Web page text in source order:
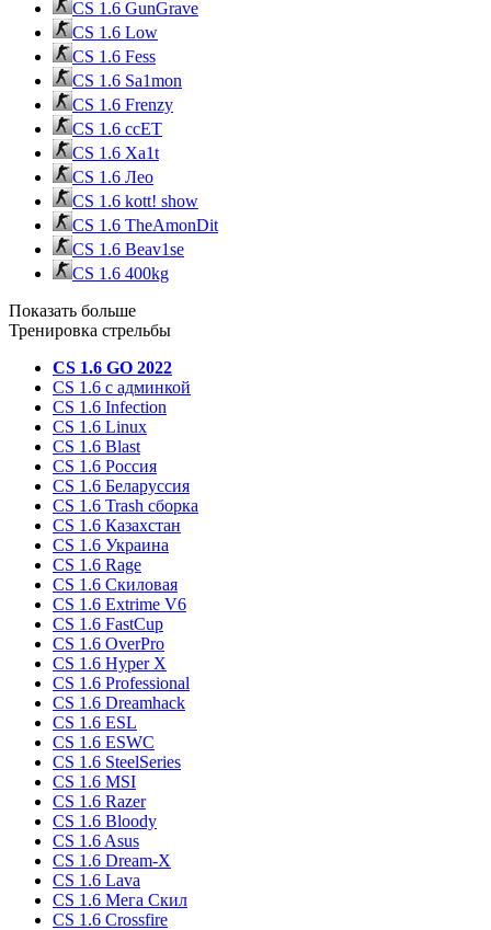
CS 1.6 GunGrave
CS 1.6 Low
CS 1.6 Fess
CS 1.6 Sa1mon
CS 1.6 Frenzy
CS 1.6 ccET
CS 1.6 Xa1t
CS 1.6 Лео
CS 1.6 kott! show
CS 1.6 TheAmonDit
CS 1.6 Beav1se
CS 1.6 400kg
Показать больше
Тренировка стрельбы
CS 1.6 GO 2022
CS 1.6 с админкой
CS 1.6 Infection
CS 1.6 Linux
CS 1.6 Blast
CS 1.6 Россия
CS 1.6 Беларуссия
CS 1.6 Trash сборка
CS 1.6 Казахстан
CS 1.6 Украина
CS 1.6 Rage
CS 1.6 Скиловая
CS 1.6 Extrime V6
CS 1.6 FastCup
CS 1.6 OverPro
CS 1.6 Hyper X
CS 1.6 Professional
CS 1.6 Dreamhack
CS 1.6 ESL
CS 1.6 ESWC
CS 1.6 SteelSeries
CS 1.6 MSI
CS 1.6 Razer
CS 1.6 Bloody
CS 1.6 Asus
CS 1.6 Dream-X
CS 1.6 Lava
CS 1.6 Мега Скил
CS 1.6 Crossfire